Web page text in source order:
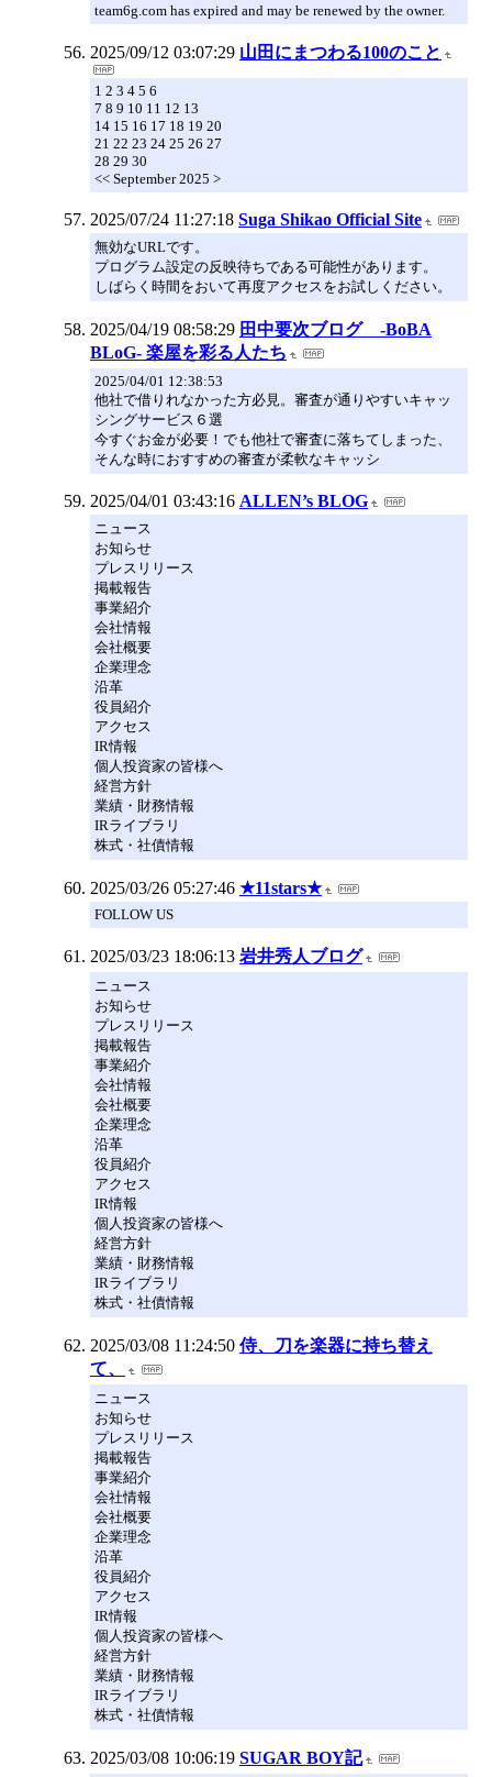
team6g.com has expired and may be renewed by the owner.
2025/09/12 03:07:29 山田にまつわる100のこと
1 2 3 4 5 6
7 8 9 10 11 12 13
14 15 16 17 18 19 20
21 22 23 24 25 26 27
28 29 30
<< September 2025 >
2025/07/24 11:27:18 Suga Shikao Official Site
無効なURLです。
プログラム設定の反映待ちである可能性があります。
しばらく時間をおいて再度アクセスをお試しください。
2025/04/19 08:58:29 田中要次ブログ -BoBA
BLoG- 楽屋を彩る人たち
2025/04/01 12:38:53
他社で借りれなかった方必見。審査が通りやすいキャッ
シングサービス６選
今すぐお金が必要！でも他社で審査に落ちてしまった、
そんな時におすすめの審査が柔軟なキャッシ
2025/04/01 03:43:16 ALLEN’s BLOG
ニュース
お知らせ
プレスリリース
掲載報告
事業紹介
会社情報
会社概要
企業理念
沿革
役員紹介
アクセス
IR情報
個人投資家の皆様へ
経営方針
業績・財務情報
IRライブラリ
株式・社債情報
2025/03/26 05:27:46 ★11stars★
FOLLOW US
2025/03/23 18:06:13 岩井秀人ブログ
ニュース
お知らせ
プレスリリース
掲載報告
事業紹介
会社情報
会社概要
企業理念
沿革
役員紹介
アクセス
IR情報
個人投資家の皆様へ
経営方針
業績・財務情報
IRライブラリ
株式・社債情報
2025/03/08 11:24:50 侍、刀を楽器に持ち替え
て、
ニュース
お知らせ
プレスリリース
掲載報告
事業紹介
会社情報
会社概要
企業理念
沿革
役員紹介
アクセス
IR情報
個人投資家の皆様へ
経営方針
業績・財務情報
IRライブラリ
株式・社債情報
2025/03/08 10:06:19 SUGAR BOY記